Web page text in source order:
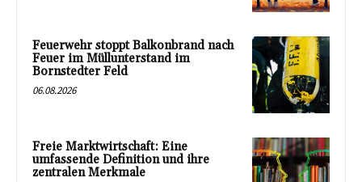
Feuerwehr stoppt Balkonbrand nach
Feuer im Müllunterstand im
Bornstedter Feld
06.08.2026
Freie Marktwirtschaft: Eine
umfassende Definition und ihre
zentralen Merkmale